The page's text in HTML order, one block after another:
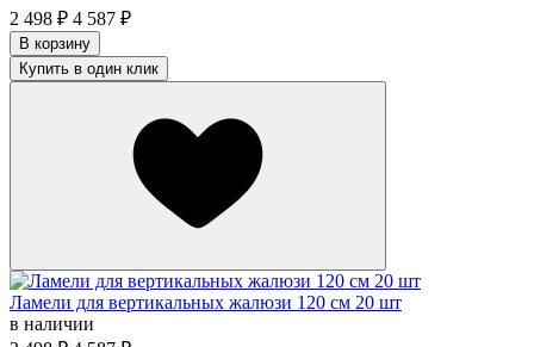
2 498 ₽ 4 587 ₽
В корзину
Купить в один клик
Ламели для вертикальных жалюзи 120 см 20 шт
в наличии